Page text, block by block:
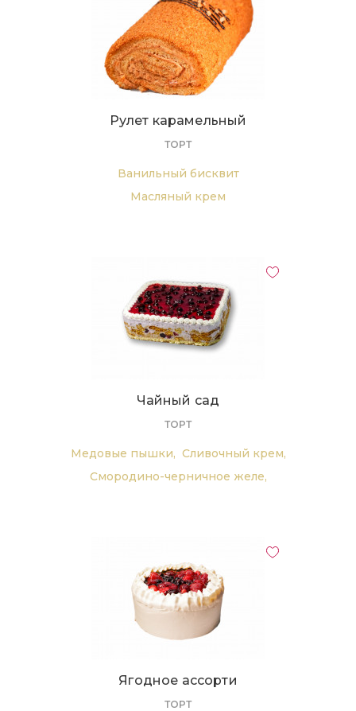
Рулет карамельный
ТОРТ
Ванильный бисквит
Масляный крем
Чайный сад
ТОРТ
Медовые пышки, Сливочный крем,
Смородино-черничное желе,
Ягодное ассорти
ТОРТ